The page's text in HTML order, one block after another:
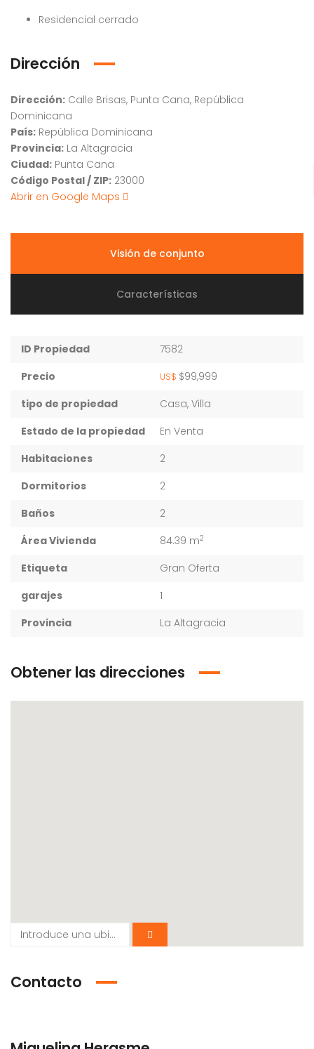
Residencial cerrado
Dirección
Dirección: Calle Brisas, Punta Cana, República
Dominicana
País: República Dominicana
Provincia: La Altagracia
Ciudad: Punta Cana
Código Postal / ZIP: 23000
Abrir en Google Maps
Visión de conjunto
Características
ID Propiedad
7582
Precio
US$ $99,999
tipo de propiedad
Casa, Villa
Estado de la propiedad
En Venta
Habitaciones
2
Dormitorios
2
Baños
2
Área Vivienda
84.39 m2
Etiqueta
Gran Oferta
garajes
1
Provincia
La Altagracia
Obtener las direcciones
Contacto